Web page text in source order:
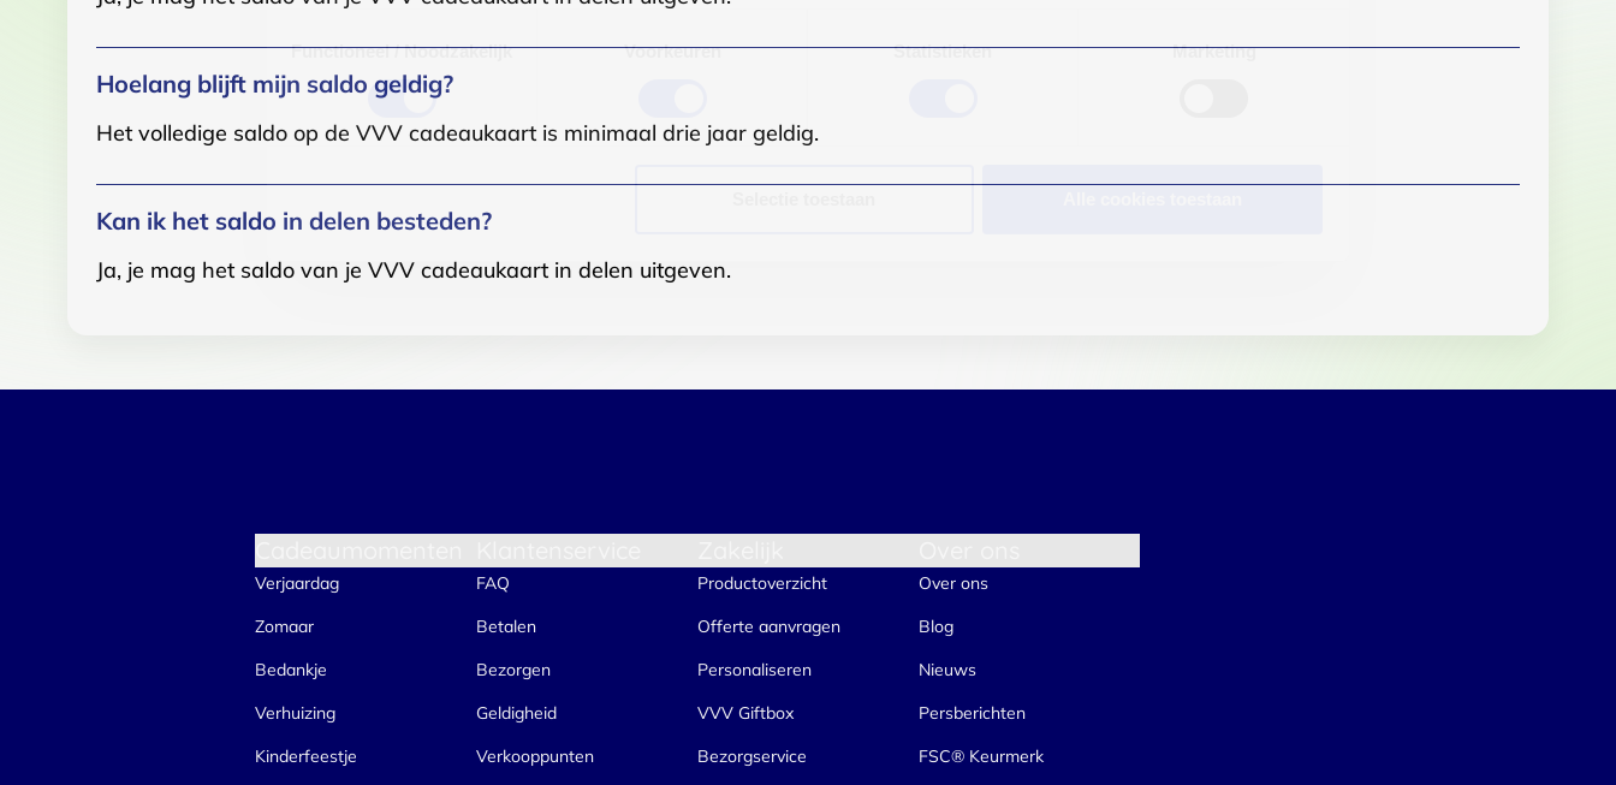
Functioneel / Noodzakelijk
Voorkeuren Statistieken Marketing
Hoelang blijft mijn saldo geldig?
Het volledige saldo op de VVV cadeaukaart is minimaal drie jaar geldig.
Kan ik het saldo in delen besteden?
Ja, je mag het saldo van je VVV cadeaukaart in delen uitgeven.
Verjaardag
Zomaar
Bedankje
Verhuizing
Kinderfeestje
FAQ
Betalen
Bezorgen
Geldigheid
Verkooppunten
Productoverzicht
Offerte aanvragen
Personaliseren
VVV Giftbox
Bezorgservice
Over ons
Blog
Nieuws
Persberichten
FSC® Keurmerk